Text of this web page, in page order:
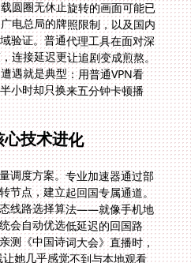
技术进化
调度方案。专业加速器通过部
节点，建立起回国专属通道。
线路选择算法——就像手机地
会自动优选低延迟的回国路
测《中国诗词大会》直播时，
让她几乎感觉不到与本地观看